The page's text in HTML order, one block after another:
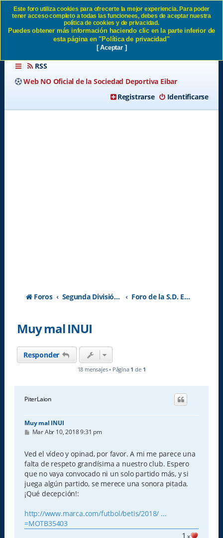
Muy mal INUI SD Eibar
RSS
Web NO Oficial de la Sociedad Deportiva Eibar
Identificarse
Registrarse
Foros Segunda División A - Temporada 2026-2027 Foro de la S.D. Eibar
Muy mal INUI
Responder
18 mensajes • Página 1 de 1
PiterLaion
Muy mal INUI
M
s
a
j
e
Mar Abr 10, 2018 9:31 pm
Ved el vídeo y opinad, por favor. A mi me parece una
falta de respeto grandísima a nuestro club. Espero
que no vaya convocado ni un solo partido más, y si
juega algún partido, se merece una sonora pitada.
¡Qué decepción!:
http://www.marca.com/futbol/betis/2018/ ...
=MOTB35403
x
Este foro utiliza cookies para ofrecerte la mejor experiencia. Para poder
tener acceso completo a todas las funcionees, debes de aceptar nuestra
política de cookies y de privacidad.
Puedes obtener más información haciendo clic en la parte inferior de
esta página en "Política de privacidad"
[ Aceptar ]